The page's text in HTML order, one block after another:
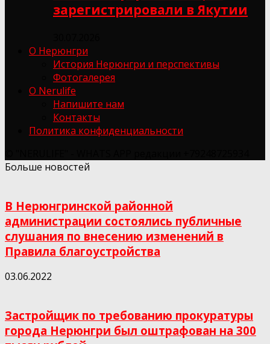
зарегистрировали в Якутии
О Нерюнгри
История Нерюнгри и перспективы
Фотогалерея
О Nerulife
Напишите нам
Контакты
Политика конфиденциальности
Больше новостей
В Нерюнгринской районной
администрации состоялись публичные
слушания по внесению изменений в
Правила благоустройства
03.06.2022
Застройщик по требованию прокуратуры
города Нерюнгри был оштрафован на 300